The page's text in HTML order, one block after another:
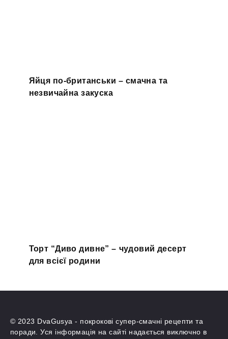
Яйця по-британськи – смачна та
незвичайна закуска
Торт “Диво дивне” – чудовий десерт
для всієї родини
© 2023 DvaGusya - покрокові супер-смачні рецепти та
поради. Уся інформація на сайті надається виключно в